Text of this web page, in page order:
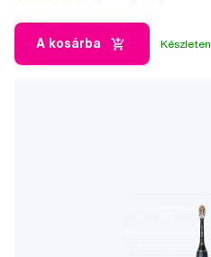
A kosárba